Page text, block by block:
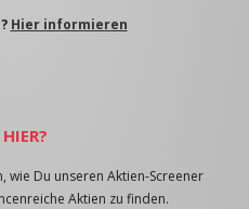
Hier informieren
wie Du unseren Aktien-Screener
Aktien zu finden.